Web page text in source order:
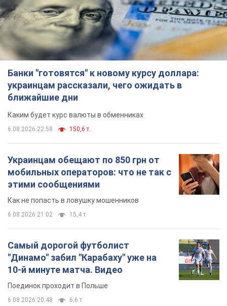
Банки "готовятся" к новому курсу доллара:
украинцам рассказали, чего ожидать в
ближайшие дни
Каким будет курс валюты в обменниках
6.08.2026 22:58 150,6 т.
Украинцам обещают по 850 грн от
мобильных операторов: что не так с
этими сообщениями
Как не попасть в ловушку мошенников
6.08.2026 21:02 15,4 т.
Самый дорогой футболист
"Динамо" забил "Карабаху" уже на
10-й минуте матча. Видео
Поединок проходит в Польше
6.08.2026 20:48 6,6 т.